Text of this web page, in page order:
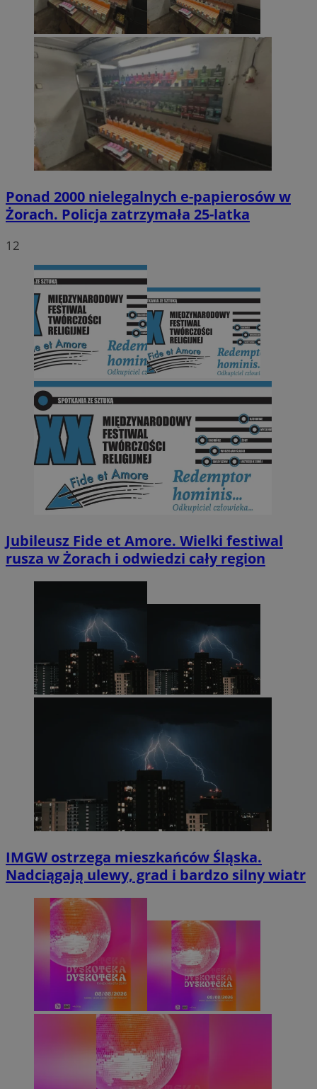
Ponad 2000 nielegalnych e-papierosów w
Żorach. Policja zatrzymała 25-latka
12
Jubileusz Fide et Amore. Wielki festiwal
rusza w Żorach i odwiedzi cały region
IMGW ostrzega mieszkańców Śląska.
Nadciągają ulewy, grad i bardzo silny wiatr